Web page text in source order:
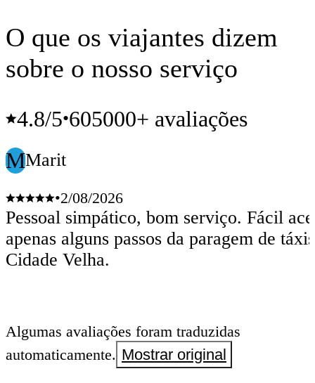
O que os viajantes dizem
sobre o nosso serviço
4.8/5•605000+ avaliações
MMarit
•2/08/2026
Pessoal simpático, bom serviço. Fácil
apenas alguns passos da paragem de
Cidade Velha.
Algumas avaliações foram traduzidas
automaticamente. Mostrar original